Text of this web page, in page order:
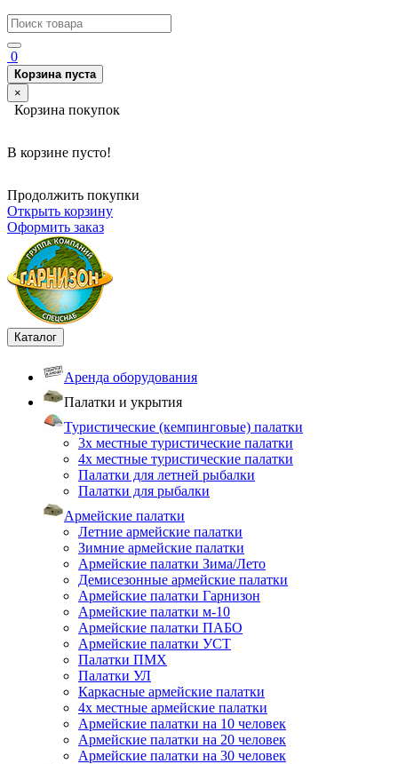
0
Корзина пуста
×
Корзина покупок
В корзине пусто!
Продолжить покупки
Открыть корзину
Оформить заказ
Каталог
Аренда оборудования
Палатки и укрытия
Туристические (кемпинговые) палатки
3х местные туристические палатки
4х местные туристические палатки
Палатки для летней рыбалки
Палатки для рыбалки
Армейские палатки
Летние армейские палатки
Зимние армейские палатки
Армейские палатки Зима/Лето
Демисезонные армейские палатки
Армейские палатки Гарнизон
Армейские палатки м-10
Армейские палатки ПАБО
Армейские палатки УСТ
Палатки ПМХ
Палатки УЛ
Каркасные армейские палатки
4х местные армейские палатки
Армейские палатки на 10 человек
Армейские палатки на 20 человек
Армейские палатки на 30 человек